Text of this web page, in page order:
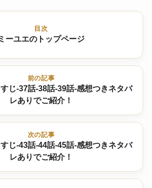
目次
ーユエのトップページ
前の記事
じ-37話-38話-39話-感想つきネタバ
レありでご紹介！
次の記事
じ-43話-44話-45話-感想つきネタバ
レありでご紹介！